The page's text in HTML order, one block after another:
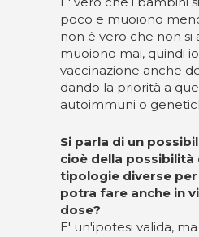
poco e muoiono
non è vero che non si
muoiono mai, quindi
vaccinazione anche
dando la priorità a
autoimmuni o
Si parla di un
cioè della possibilità
tipologie diverse per
potra fare anche in
dose?
E' un'ipotesi valida,